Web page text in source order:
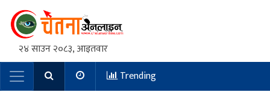
२४ साउन २०८३, आइतवार
Main NavigationTrending